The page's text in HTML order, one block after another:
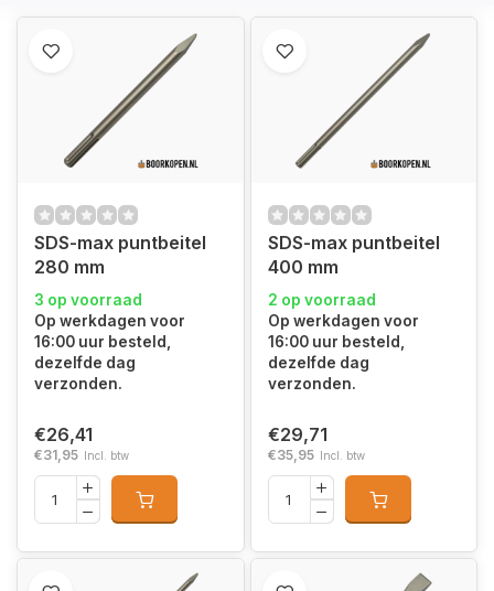
SDS-max puntbeitel
280 mm
3 op voorraad
Op werkdagen voor
16:00 uur besteld,
dezelfde dag
verzonden.
€26,41
€31,95 Incl. btw
SDS-max puntbeitel
400 mm
2 op voorraad
Op werkdagen voor
16:00 uur besteld,
dezelfde dag
verzonden.
€29,71
€35,95 Incl. btw